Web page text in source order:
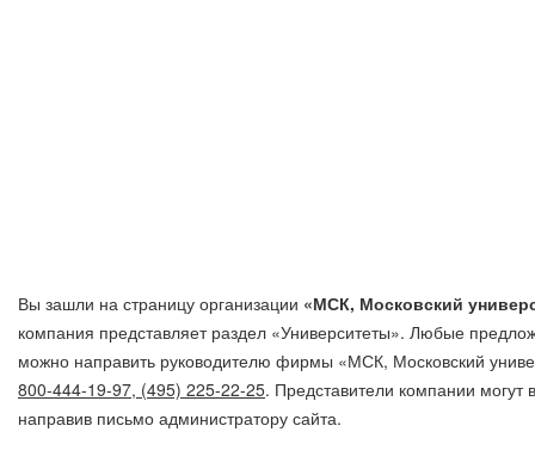
Вы зашли на страницу организации «МСК, Московский
компания представляет раздел «Университеты». Любые
можно направить руководителю фирмы «МСК, Московский
800-444-19-97, (495) 225-22-25. Представители компании
направив письмо администратору сайта.